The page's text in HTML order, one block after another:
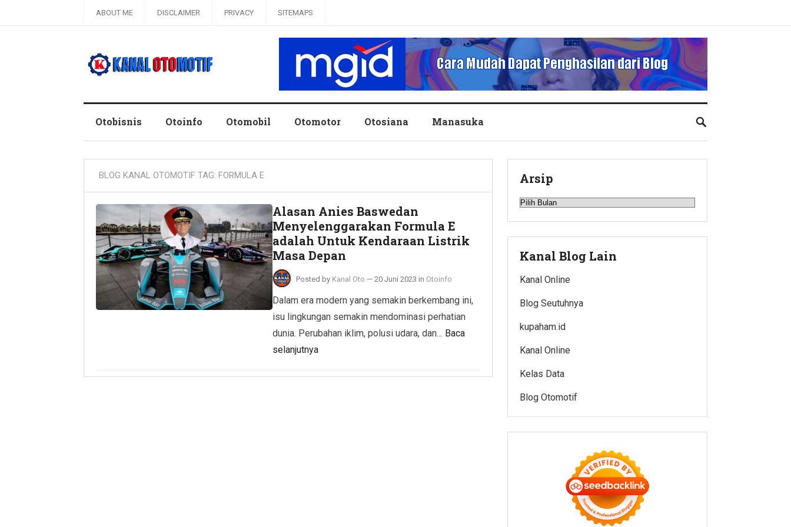
ABOUT ME DISCLAIMER PRIVACY SITEMAPS
Otobisnis Otoinfo Otomobil Otomotor Otosiana Manasuka
BLOG KANAL OTOMOTIF TAG: FORMULA E
Alasan Anies Baswedan
Menyelenggarakan Formula E
adalah Untuk Kendaraan Listrik
Masa Depan
Posted by Kanal Oto — 20 Juni 2023 in Otoinfo
Dalam era modern yang semakin berkembang ini,
isu lingkungan semakin mendominasi perhatian
dunia. Perubahan iklim, polusi udara, dan… Baca
selanjutnya
Arsip
Arsip
Kanal Blog Lain
Kanal Online
Blog Seutuhnya
kupaham.id
Kanal Online
Kelas Data
Blog Otomotif